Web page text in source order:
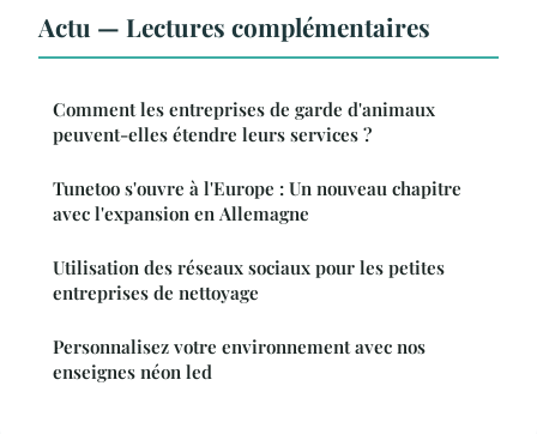
Actu — Lectures complémentaires
Comment les entreprises de garde d'animaux
peuvent-elles étendre leurs services ?
Tunetoo s'ouvre à l'Europe : Un nouveau chapitre
avec l'expansion en Allemagne
Utilisation des réseaux sociaux pour les petites
entreprises de nettoyage
Personnalisez votre environnement avec nos
enseignes néon led